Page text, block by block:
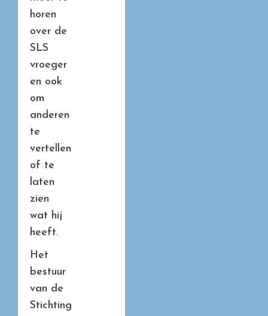
horen
over de
SLS
vroeger
en ook
om
anderen
te
vertellen
of te
laten
zien
wat hij
heeft.
Het
bestuur
van de
Stichting